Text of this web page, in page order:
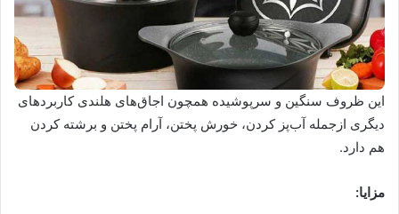
این ظروف سنگین و سرپوشیده همچون اجاق‌های هلندی کاربردهای
دیگری ازجمله آب‌پز کردن، خورش پختن، آرام‌ پختن و برشته کردن
هم دارد.
مزایا: